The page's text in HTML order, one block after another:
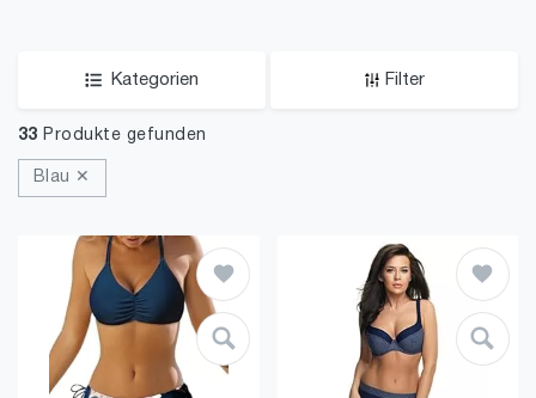
Kategorien Filter
33 Produkte gefunden
Blau ✕